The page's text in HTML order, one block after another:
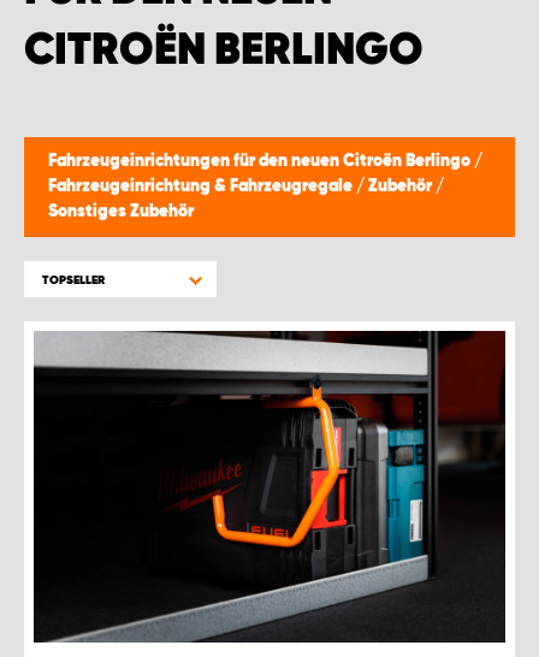
CITROËN BERLINGO
Fahrzeugeinrichtungen für den neuen Citroën Berlingo /
Fahrzeugeinrichtung & Fahrzeugregale / Zubehör /
Sonstiges Zubehör
TOPSELLER
WORK SYSTEM BRÜSSEL
WORK SYSTEM NAMEN
WORK SYSTEM WORK SYSTEM BRÜGGE